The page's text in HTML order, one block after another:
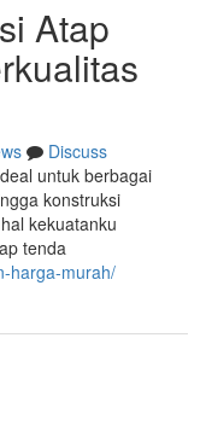
Atap
Discuss
untuk berbagai
konstruksi
kekuatanku
tenda
harga-murah/